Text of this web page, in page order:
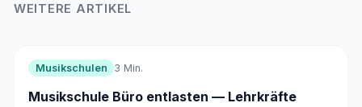
WEITERE ARTIKEL
Musikschulen 3 Min.
Musikschule Büro entlasten — Lehrkräfte